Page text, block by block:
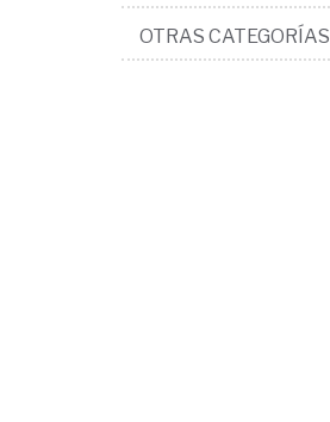
OTRAS CATEGORÍAS